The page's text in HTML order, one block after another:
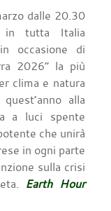
dalle 20.30
in tutta Italia
occasione di
2026” la più
clima e natura
alla
a luci spente
che unirà
in ogni parte
sulla crisi
Earth Hour